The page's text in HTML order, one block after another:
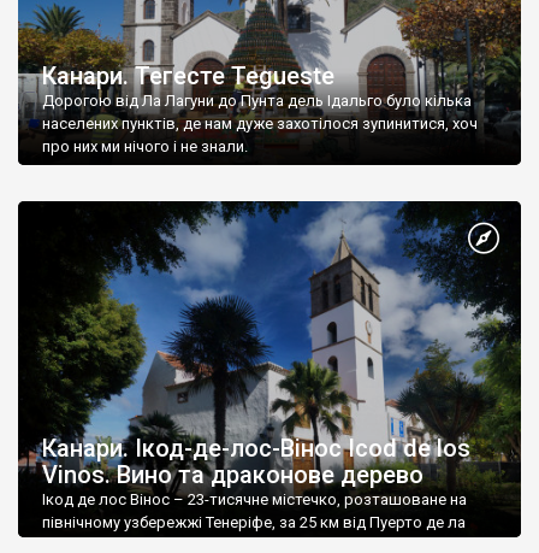
Канари. Тегесте Tegueste
Дорогою від Ла Лагуни до Пунта дель Ідальго було кілька
населених пунктів, де нам дуже захотілося зупинитися, хоч
про них ми нічого і не знали.
Канари. Ікод-де-лос-Вінос Icod de los
Vinos. Вино та драконове дерево
Ікод де лос Вінос – 23-тисячне містечко, розташоване на
північному узбережжі Тенеріфе, за 25 км від Пуерто де ла